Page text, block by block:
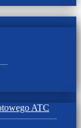
ATC